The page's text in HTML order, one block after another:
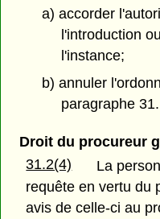
a) accorder
l'introduction
l'instance;
b) annuler
paragraphe
Droit du procureur
31.2(4)
La
requête en vertu du
avis de celle-ci au